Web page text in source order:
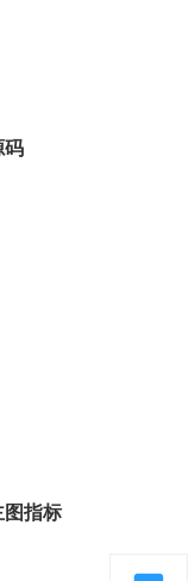
码
指标